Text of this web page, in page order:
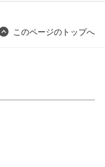
このページのトップへ